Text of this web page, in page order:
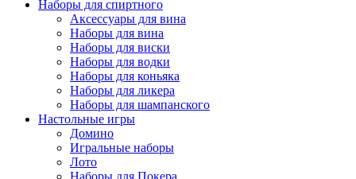
Наборы для спиртного
Аксессуары для вина
Наборы для вина
Наборы для виски
Наборы для водки
Наборы для коньяка
Наборы для ликера
Наборы для шампанского
Настольные игры
Домино
Игральные наборы
Лото
Наборы для Покера